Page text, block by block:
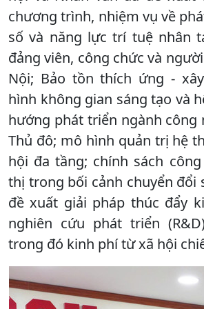
chương trình, nhiệm vụ về
số và năng lực trí tuệ nhân
đảng viên, công chức và
Nội; Bảo tồn thích ứng -
hình không gian sáng tạo và
hướng phát triển ngành công
Thủ đô; mô hình quản trị hệ
hội đa tầng; chính sách
thị trong bối cảnh chuyển đổi
đề xuất giải pháp thúc đẩy
nghiên cứu phát triển
trong đó kinh phí từ xã hội